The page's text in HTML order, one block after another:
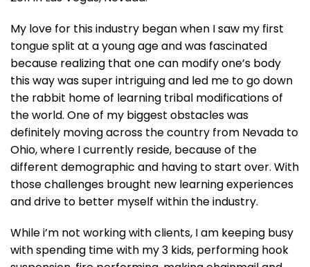
My love for this industry began when I saw my first
tongue split at a young age and was fascinated
because realizing that one can modify one’s body
this way was super intriguing and led me to go down
the rabbit home of learning tribal modifications of
the world. One of my biggest obstacles was
definitely moving across the country from Nevada to
Ohio, where I currently reside, because of the
different demographic and having to start over. With
those challenges brought new learning experiences
and drive to better myself within the industry.
While i’m not working with clients, I am keeping busy
with spending time with my 3 kids, performing hook